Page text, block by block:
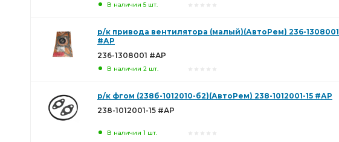
В наличии 5 шт.
р/к привода вентилятора (малый)(АвтоРем) 236-1308001
#АР
236-1308001 #АР
В наличии 2 шт.
р/к фгом (238б-1012010-б2)(АвтоРем) 238-1012001-15 #АР
238-1012001-15 #АР
В наличии 1 шт.